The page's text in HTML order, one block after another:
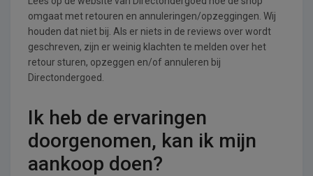
omgaat met retouren en annuleringen/opzeggingen. Wij
houden dat niet bij. Als er niets in de reviews over wordt
geschreven, zijn er weinig klachten te melden over het
retour sturen, opzeggen en/of annuleren bij
Directondergoed.
Ik heb de ervaringen
doorgenomen, kan ik mijn
aankoop doen?